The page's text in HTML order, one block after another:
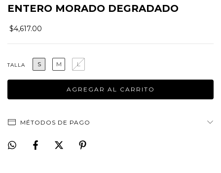
ENTERO MORADO DEGRADADO
$4,617.00
TALLA S M L
MÉTODOS DE PAGO